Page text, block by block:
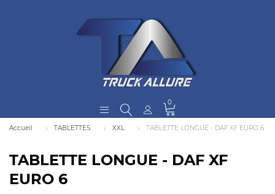
0
Accueil TABLETTES XXL TABLETTE LONGUE - DAF XF EURO 6
TABLETTE LONGUE - DAF XF
EURO 6